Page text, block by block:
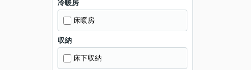
冷暖房
床暖房
収納
床下収納